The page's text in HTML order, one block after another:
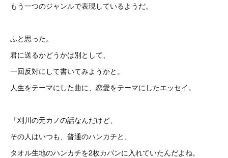
もう一つのジャンルで表現しているようだ。
ふと思った。
君に送るかどうかは別として、
一回反対にして書いてみようかと。
人生をテーマにした曲に、恋愛をテーマにしたエッセイ。
「刈川の元カノの話なんだけど、
その人はいつも、普通のハンカチと、
タオル生地のハンカチを2枚カバンに入れていたんだよね。